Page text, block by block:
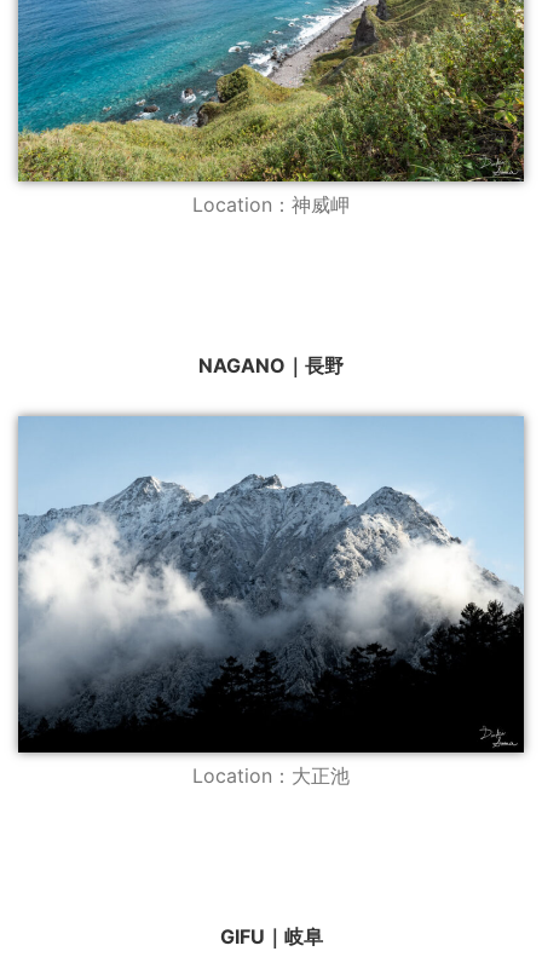
Location：神威岬
NAGANO｜長野
Location：大正池
GIFU｜岐阜